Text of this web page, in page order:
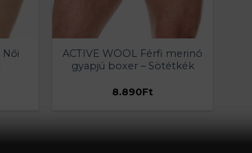
Női
ACTIVE WOOL Férfi merinó
gyapjú boxer – Sötétkék
8.890Ft